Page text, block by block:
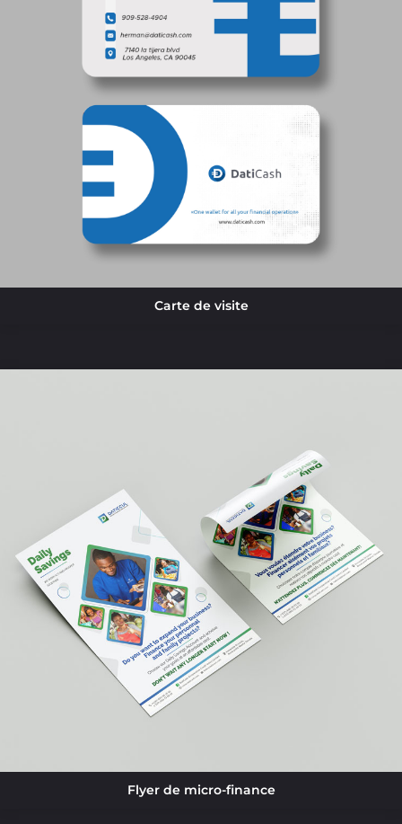
Carte de visite
Flyer de micro-finance